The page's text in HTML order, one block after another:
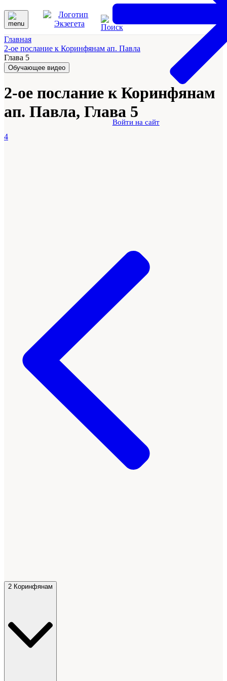
Войти на сайт
Главная
2-ое послание к Коринфянам ап. Павла
Глава 5
Обучающее видео
2-ое послание к Коринфянам
ап. Павла, Глава 5
4
2 Коринфянам